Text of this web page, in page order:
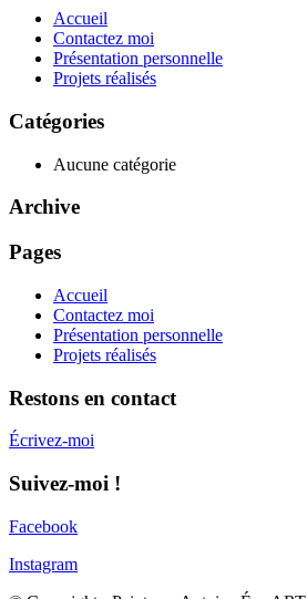
Accueil
Contactez moi
Présentation personnelle
Projets réalisés
Catégories
Aucune catégorie
Archive
Pages
Accueil
Contactez moi
Présentation personnelle
Projets réalisés
Restons en contact
Écrivez-moi
Suivez-moi !
Facebook
Instagram